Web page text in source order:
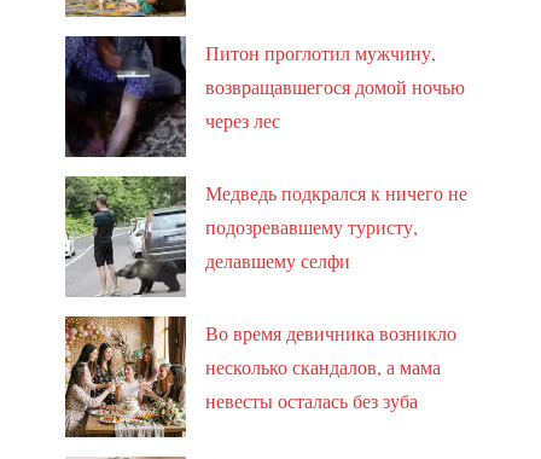
Питон проглотил мужчину,
возвращавшегося домой ночью
через лес
Медведь подкрался к ничего не
подозревавшему туристу,
делавшему селфи
Во время девичника возникло
несколько скандалов, а мама
невесты осталась без зуба